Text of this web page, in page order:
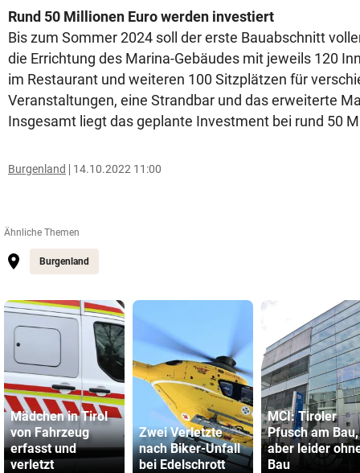
Rund 50 Millionen Euro werden investiert
Bis zum Sommer 2024 soll der erste Bauabschnitt
die Errichtung des Marina-Gebäudes mit jeweils 120
im Restaurant und weiteren 100 Sitzplätzen für
Veranstaltungen, eine Strandbar und das erweiterte
Insgesamt liegt das geplante Investment bei rund 50
Burgenland 14.10.2022 11:00
Ähnliche Themen
Burgenland
Mädchen in Tirol
von Fahrzeug
erfasst und
verletzt
Zwei Verletzte
nach Biker-Unfall
bei Edelschrott
MCI: Tiroler
Pfusch am Bau,
aber leider
Bau